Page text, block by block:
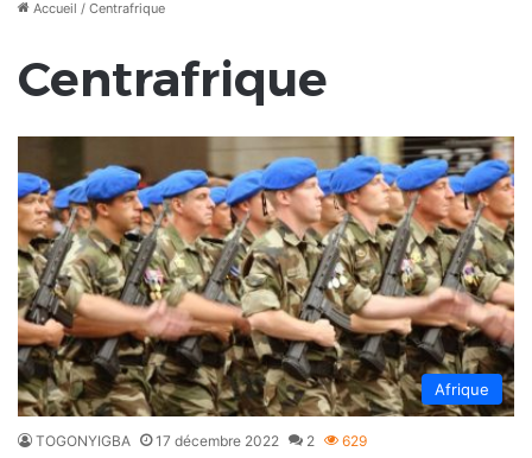
Accueil / Centrafrique
Centrafrique
Afrique
TOGONYIGBA 17 décembre 2022 2 629